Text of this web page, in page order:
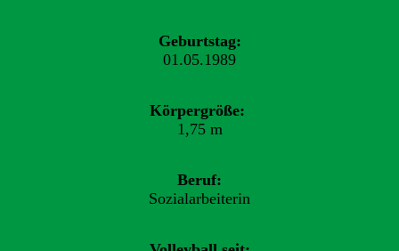
Geburtstag:
01.05.1989
Körpergröße:
1,75 m
Beruf:
Sozialarbeiterin